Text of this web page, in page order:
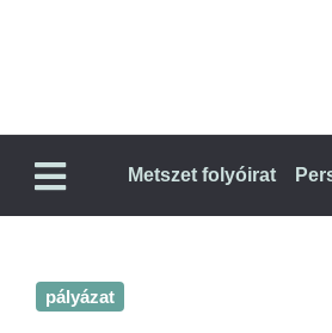
Metszet folyóirat
pályázat